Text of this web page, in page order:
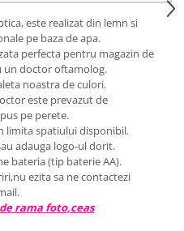
este realizat din lemn si
pe baza de apa.
perfecta pentru magazin de
un doctor oftamolog.
noastra de culori.
este prevazut de
pe perete.
limita spatiului disponibil.
adauga logo-ul dorit.
bateria (tip baterie AA).
ezita sa ne contactezi
rama foto,ceas